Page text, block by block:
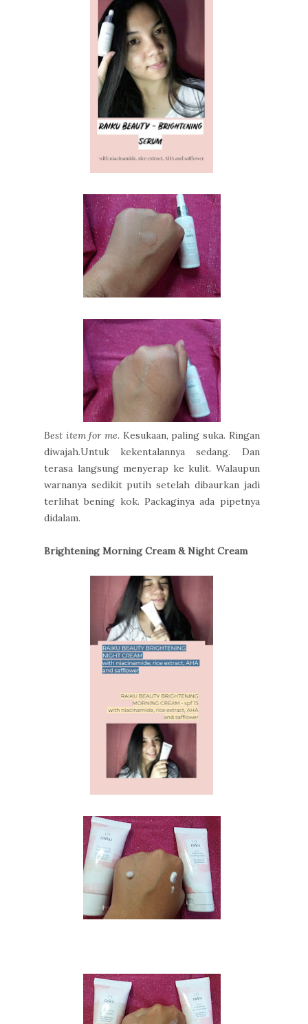
Best item for me. Kesukaan, paling suka. Ringan
diwajah.Untuk kekentalannya sedang. Dan
terasa langsung menyerap ke kulit. Walaupun
warnanya sedikit putih setelah dibaurkan jadi
terlihat bening kok. Packaginya ada pipetnya
didalam.
Brightening Morning Cream & Night Cream